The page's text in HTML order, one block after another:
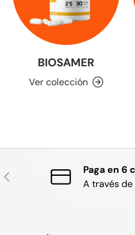
BIOSAMER
Ver colección
ANTERIOR
Paga en 6
A través